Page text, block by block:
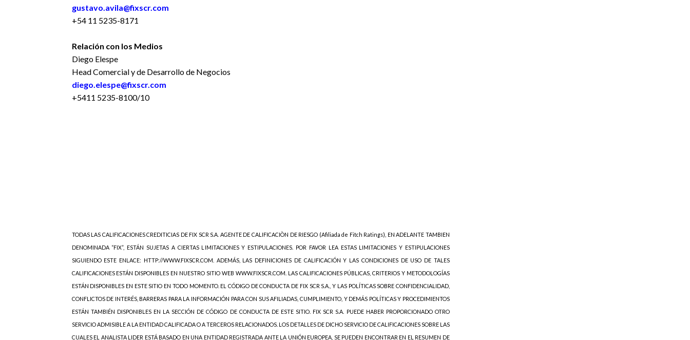
gustavo.avila@fixscr.com
+54 11 5235-8171
Relación con los Medios
Diego Elespe
Head Comercial y de Desarrollo de Negocios
diego.elespe@fixscr.com
+5411 5235-8100/10
TODAS LAS CALIFICACIONES CREDITICIAS DE FIX SCR S.A. AGENTE DE CALIFICACIÒN DE RIESGO (Afiliada de Fitch Ratings), EN ADELANTE TAMBIEN
DENOMINADA “FIX”, ESTÁN SUJETAS A CIERTAS LIMITACIONES Y ESTIPULACIONES. POR FAVOR LEA ESTAS LIMITACIONES Y ESTIPULACIONES
SIGUIENDO ESTE ENLACE: HTTP://WWW.FIXSCR.COM. ADEMÁS, LAS DEFINICIONES DE CALIFICACIÓN Y LAS CONDICIONES DE USO DE TALES
CALIFICACIONES ESTÁN DISPONIBLES EN NUESTRO SITIO WEB WWW.FIXSCR.COM. LAS CALIFICACIONES PÚBLICAS, CRITERIOS Y METODOLOGÍAS
ESTÁN DISPONIBLES EN ESTE SITIO EN TODO MOMENTO. EL CÓDIGO DE CONDUCTA DE FIX SCR S.A., Y LAS POLÍTICAS SOBRE CONFIDENCIALIDAD,
CONFLICTOS DE INTERÉS, BARRERAS PARA LA INFORMACIÓN PARA CON SUS AFILIADAS, CUMPLIMIENTO, Y DEMÁS POLÍTICAS Y PROCEDIMIENTOS
ESTÁN TAMBIÉN DISPONIBLES EN LA SECCIÓN DE CÓDIGO DE CONDUCTA DE ESTE SITIO. FIX SCR S.A. PUEDE HABER PROPORCIONADO OTRO
SERVICIO ADMISIBLE A LA ENTIDAD CALIFICADA O A TERCEROS RELACIONADOS. LOS DETALLES DE DICHO SERVICIO DE CALIFICACIONES SOBRE LAS
CUALES EL ANALISTA LIDER ESTÁ BASADO EN UNA ENTIDAD REGISTRADA ANTE LA UNIÓN EUROPEA, SE PUEDEN ENCONTRAR EN EL RESUMEN DE